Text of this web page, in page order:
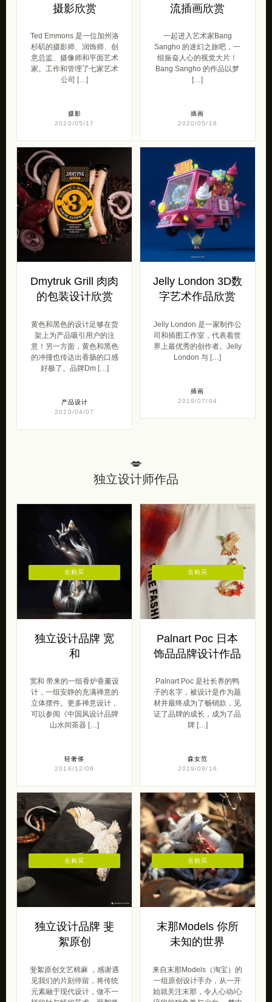
摄影欣赏
Ted Emmons 是一位加州洛
杉矶的摄影师、润饰师、创
意总监、摄像师和平面艺术
家。工作和管理了七家艺术
公司 […]
摄影
2020/05/17
流插画欣赏
一起进入艺术家Bang
Sangho 的迷幻之旅吧，一
组振奋人心的视觉大片！
Bang Sangho 的作品以梦
[…]
插画
2020/05/16
Dmytruk Grill 肉肉
的包装设计欣赏
黄色和黑色的设计足够在货
架上为产品吸引用户的注
意！另一方面，黄色和黑色
的冲撞也传达出香肠的口感
好极了。品牌Dm […]
产品设计
2020/04/07
Jelly London 3D数
字艺术作品欣赏
Jelly London 是一家制作公
司和插图工作室，代表着世
界上最优秀的创作者。Jelly
London 与 […]
插画
2019/07/04
💋
独立设计师作品
独立设计品牌 宽
和
宽和 带来的一组香炉香薰设
计，一组安静的充满禅意的
立体摆件。更多禅意设计，
可以参阅《中国风设计品牌
山水间茶器 […]
轻奢侈
2016/12/06
去购买
Palnart Poc 日本
饰品品牌设计作品
Palnart Poc 是社长养的鸭
子的名字，被设计是作为题
材并最终成为了畅销款，见
证了品牌的成长，成为了品
牌 […]
森女范
2019/09/16
去购买
独立设计品牌 斐
絮原创
斐絮原创文艺棉麻 ，感谢遇
见我们的片刻停留，将传统
元素融于现代设计，做不一
去购买
末那Models 你所
未知的世界
来自末那Models（淘宝）的
一组原创设计手办，从一开
始就关注末那，令人心动/心
去购买